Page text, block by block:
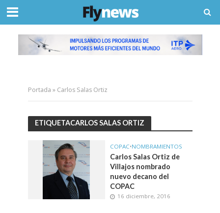
Portada » Carlos Salas Ortiz
ETIQUETACARLOS SALAS ORTIZ
COPAC•NOMBRAMIENTOS
Carlos Salas Ortiz de
Villajos nombrado
nuevo decano del
COPAC
16 diciembre, 2016